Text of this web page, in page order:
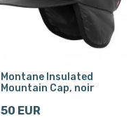
Montane Insulated
Mountain Cap, noir
50 EUR